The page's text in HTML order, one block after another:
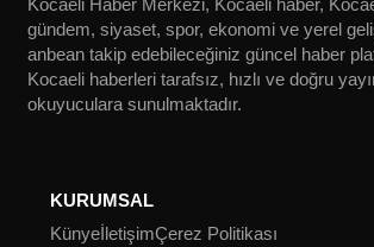
gündem, siyaset, spor, ekonomi ve yerel
anbean takip edebileceğiniz güncel haber
Kocaeli haberleri tarafsız, hızlı ve doğru
okuyuculara sunulmaktadır.
KURUMSAL
KünyeİletişimÇerez Politikası